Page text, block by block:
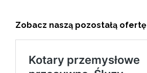
Zobacz naszą pozostałą ofertę